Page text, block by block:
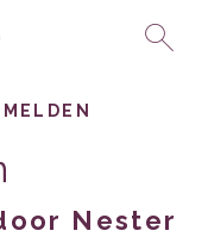
Nester